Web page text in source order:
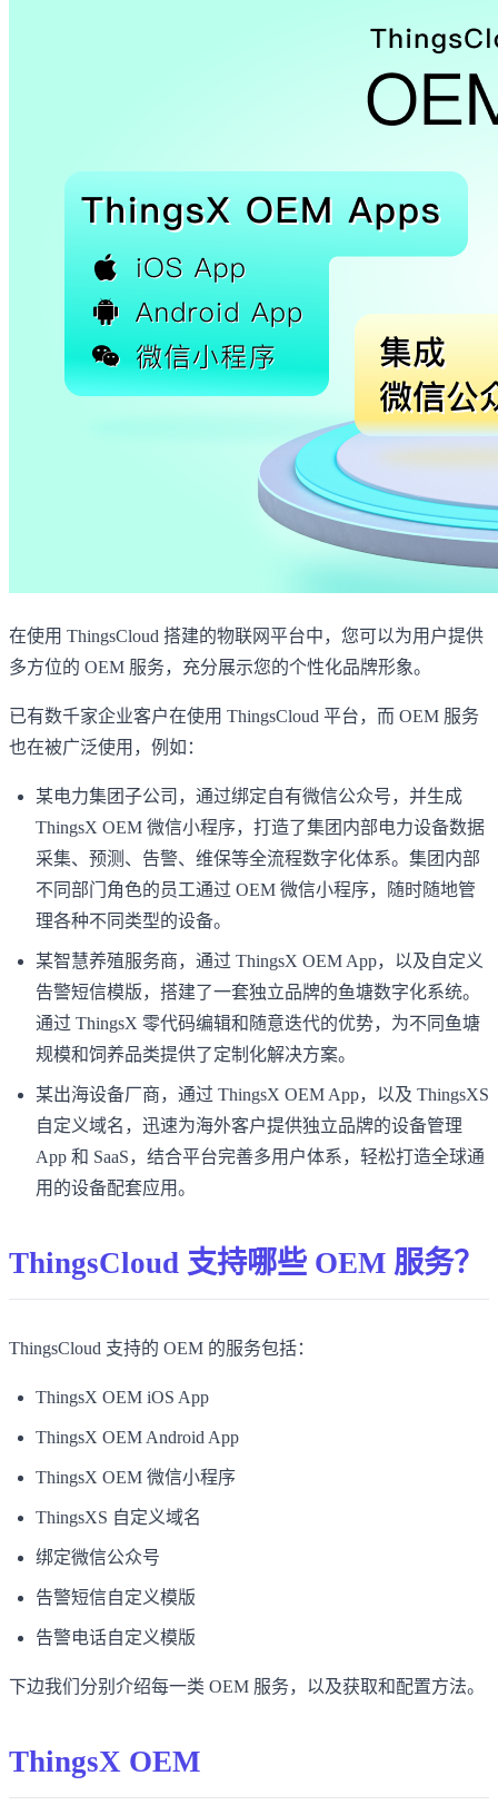
在使用 ThingsCloud 搭建的物联网平台中，您可以为用户提供
多方位的 OEM 服务，充分展示您的个性化品牌形象。
已有数千家企业客户在使用 ThingsCloud 平台，而 OEM 服务
也在被广泛使用，例如：
某电力集团子公司，通过绑定自有微信公众号，并生成
ThingsX OEM 微信小程序，打造了集团内部电力设备数据
采集、预测、告警、维保等全流程数字化体系。集团内部
不同部门角色的员工通过 OEM 微信小程序，随时随地管
理各种不同类型的设备。
某智慧养殖服务商，通过 ThingsX OEM App，以及自定义
告警短信模版，搭建了一套独立品牌的鱼塘数字化系统。
通过 ThingsX 零代码编辑和随意迭代的优势，为不同鱼塘
规模和饲养品类提供了定制化解决方案。
某出海设备厂商，通过 ThingsX OEM App，以及 ThingsXS
自定义域名，迅速为海外客户提供独立品牌的设备管理
App 和 SaaS，结合平台完善多用户体系，轻松打造全球通
用的设备配套应用。
ThingsCloud 支持哪些 OEM 服务？
ThingsCloud 支持的 OEM 的服务包括：
ThingsX OEM iOS App
ThingsX OEM Android App
ThingsX OEM 微信小程序
ThingsXS 自定义域名
绑定微信公众号
告警短信自定义模版
告警电话自定义模版
下边我们分别介绍每一类 OEM 服务，以及获取和配置方法。
ThingsX OEM